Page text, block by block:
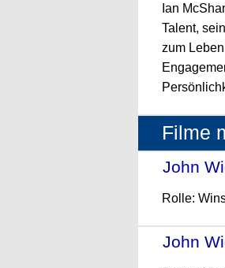
Ian
Talent,
zum
Filme
John
Rolle:
John